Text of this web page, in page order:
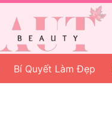
Bí Quyết Làm Đẹp